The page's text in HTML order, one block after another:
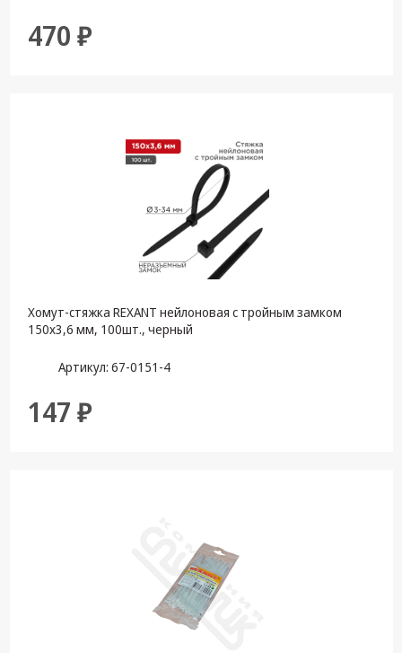
470 ₽
Хомут-стяжкa REXANT нейлоновая с тройным замком
150x3,6 мм, 100шт., черный
Артикул: 67-0151-4
147 ₽